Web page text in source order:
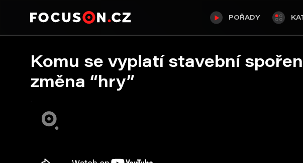
POŘADY
Komu se vyplatí stavební
změna “hry”